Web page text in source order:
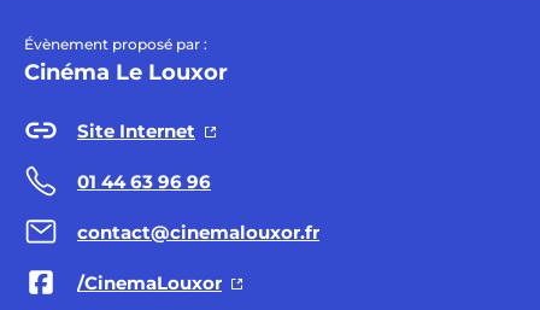
Évènement proposé par :
Cinéma Le Louxor
Site Internet
01 44 63 96 96
contact@cinemalouxor.fr
/CinemaLouxor